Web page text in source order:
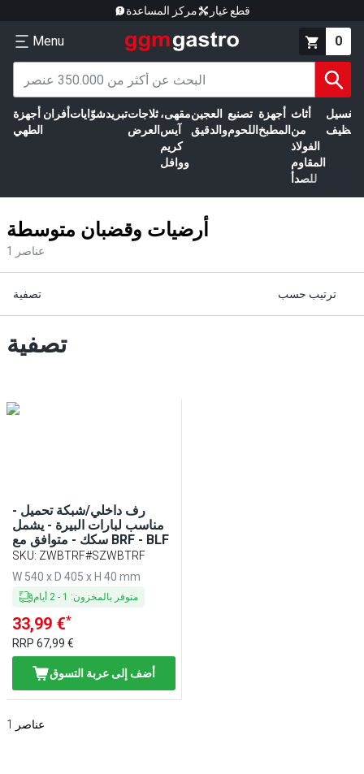
مركز المساعدة قطع غيار
Menu 0
أجهزة
الطهي
أفران شوّاياتتبريدثلاجات
العرض
مقهى،
آيس
كريم
ووافل
العجين
والدقيق
تصنيع
اللحوم
أجهزة
المطبخ
أثاث
من
الفولاذ
المقاوم
للصدأ
الغسيل
أرضيات وقضبان متوسطة
1 عناصر
تصفية ترتيب حسب
تصفية
رف داخلي/شبكة تحميل -
مناسب لبارات البيرة - يشمل
سكك - متوافق مع BRF - BLF
SKU: ZWBTRF#SZWBTRF
W 540 x D 405 x H 40 mm
متوفر بالمخزون:
1
-
2 أيام
33,99 €*
RRP 67,99 €
أضف إلى عربة التسوق
1 عناصر